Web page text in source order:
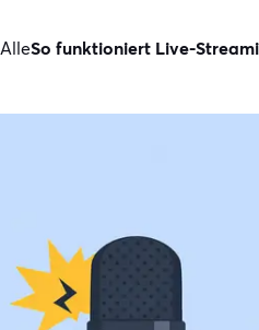
AlleSo funktioniert Live-